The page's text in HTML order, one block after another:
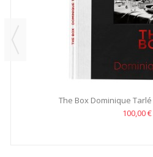
The Box Dominique
100,00 €